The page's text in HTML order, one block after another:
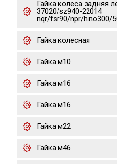
Гайка колеса задняя
37020/sz940-22014
nqr/fsr90/npr/hino300/
Гайка колесная
Гайка м10
Гайка м16
Гайка м16
Гайка м22
Гайка м46